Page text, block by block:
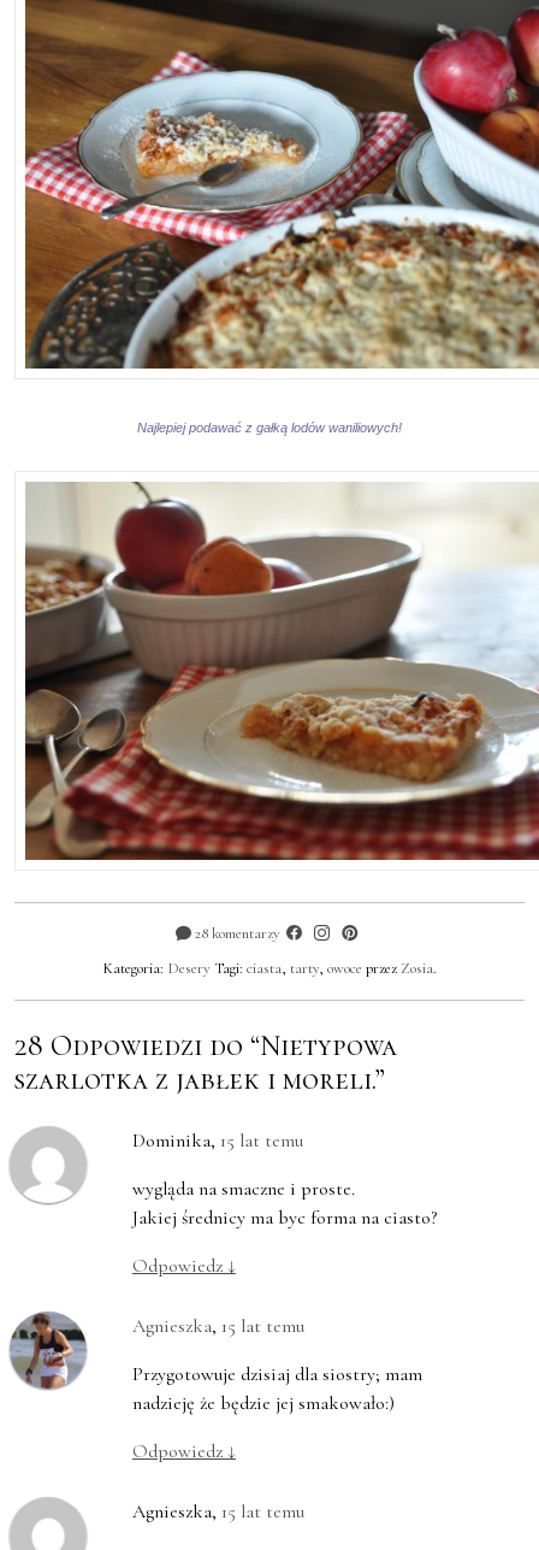
Najlepiej podawać z gałką lodów waniliowych!
28 komentarzy
Kategoria: Desery Tagi: ciasta, tarty, owoce przez Zosia.
28 Odpowiedzi do “Nietypowa
szarlotka z jabłek i moreli.”
Dominika, 15 lat temu
wygląda na smaczne i proste.
Jakiej średnicy ma byc forma na ciasto?
Odpowiedz ↓
Agnieszka, 15 lat temu
Przygotowuje dzisiaj dla siostry; mam
nadzieję że będzie jej smakowało:)
Odpowiedz ↓
Agnieszka, 15 lat temu